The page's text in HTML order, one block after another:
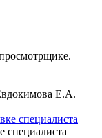
Е.А.
специалиста